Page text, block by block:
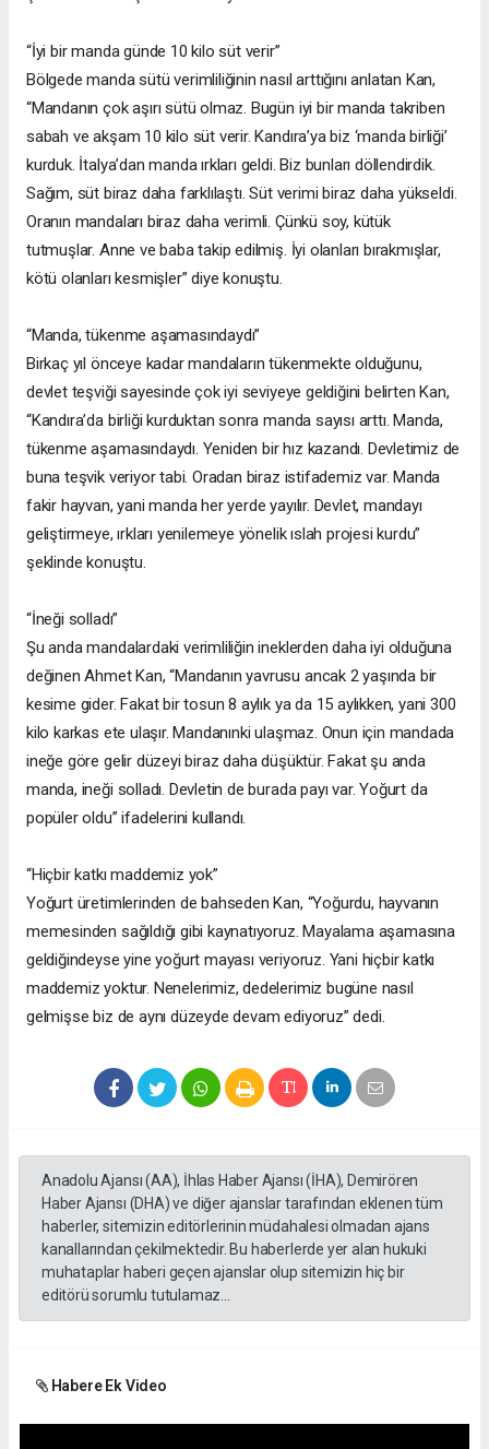
“İyi bir manda günde 10 kilo süt verir”
Bölgede manda sütü verimliliğinin nasıl arttığını anlatan Kan,
“Mandanın çok aşırı sütü olmaz. Bugün iyi bir manda takriben
sabah ve akşam 10 kilo süt verir. Kandıra’ya biz ‘manda birliği’
kurduk. İtalya’dan manda ırkları geldi. Biz bunları döllendirdik.
Sağım, süt biraz daha farklılaştı. Süt verimi biraz daha yükseldi.
Oranın mandaları biraz daha verimli. Çünkü soy, kütük
tutmuşlar. Anne ve baba takip edilmiş. İyi olanları bırakmışlar,
kötü olanları kesmişler” diye konuştu.
“Manda, tükenme aşamasındaydı”
Birkaç yıl önceye kadar mandaların tükenmekte olduğunu,
devlet teşviği sayesinde çok iyi seviyeye geldiğini belirten Kan,
“Kandıra’da birliği kurduktan sonra manda sayısı arttı. Manda,
tükenme aşamasındaydı. Yeniden bir hız kazandı. Devletimiz de
buna teşvik veriyor tabi. Oradan biraz istifademiz var. Manda
fakir hayvan, yani manda her yerde yayılır. Devlet, mandayı
geliştirmeye, ırkları yenilemeye yönelik ıslah projesi kurdu”
şeklinde konuştu.
“İneği solladı”
Şu anda mandalardaki verimliliğin ineklerden daha iyi olduğuna
değinen Ahmet Kan, “Mandanın yavrusu ancak 2 yaşında bir
kesime gider. Fakat bir tosun 8 aylık ya da 15 aylıkken, yani 300
kilo karkas ete ulaşır. Mandanınki ulaşmaz. Onun için mandada
ineğe göre gelir düzeyi biraz daha düşüktür. Fakat şu anda
manda, ineği solladı. Devletin de burada payı var. Yoğurt da
popüler oldu” ifadelerini kullandı.
“Hiçbir katkı maddemiz yok”
Yoğurt üretimlerinden de bahseden Kan, “Yoğurdu, hayvanın
memesinden sağıldığı gibi kaynatıyoruz. Mayalama aşamasına
geldiğindeyse yine yoğurt mayası veriyoruz. Yani hiçbir katkı
maddemiz yoktur. Nenelerimiz, dedelerimiz bugüne nasıl
gelmişse biz de aynı düzeyde devam ediyoruz” dedi.
Anadolu Ajansı (AA), İhlas Haber Ajansı (İHA), Demirören
Haber Ajansı (DHA) ve diğer ajanslar tarafından eklenen tüm
haberler, sitemizin editörlerinin müdahalesi olmadan ajans
kanallarından çekilmektedir. Bu haberlerde yer alan hukuki
muhataplar haberi geçen ajanslar olup sitemizin hiç bir
editörü sorumlu tutulamaz...
Habere Ek Video